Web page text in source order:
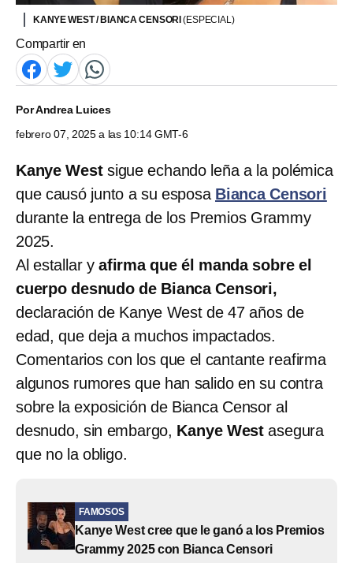
KANYE WEST / BIANCA CENSORI(ESPECIAL)
Compartir en
PorAndrea Luices
febrero 07, 2025 a las 10:14 GMT-6
Kanye Westsigue echando leña a la polémica
que causó junto a su esposa Bianca Censori
durante la entrega de los Premios Grammy
2025.
Al estallar y afirma que él manda sobre el
cuerpo desnudo de Bianca Censori,
declaración de Kanye West de 47 años de
edad, que deja a muchos impactados.
Comentarios con los que el cantante reafirma
algunos rumores que han salido en su contra
sobre la exposición de Bianca Censor al
desnudo, sin embargo, Kanye West asegura
que no la obligo.
FAMOSOS
Kanye West cree que le ganó a los Premios
Grammy 2025 con Bianca Censori